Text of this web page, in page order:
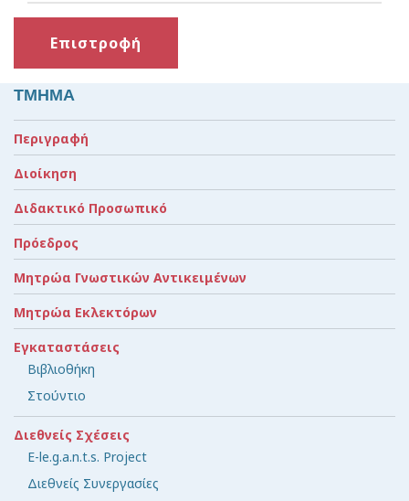
Επιστροφή
ΤΜΗΜΑ
Περιγραφή
Διοίκηση
Διδακτικό Προσωπικό
Πρόεδρος
Μητρώα Γνωστικών Αντικειμένων
Μητρώα Εκλεκτόρων
Εγκαταστάσεις
Βιβλιοθήκη
Στούντιο
Διεθνείς Σχέσεις
E-le.g.a.n.t.s. Project
Διεθνείς Συνεργασίες